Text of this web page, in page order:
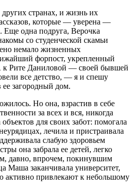
странах, и жизнь их
которые — уверена —
одна подруга, Верочка
со студенческой скамьи
немало жизненных
форпост, укрепленный
Рите Даниловой — своей бывшей
все детство, — я и спешу
ее загородный дом.
Но она, взрастив в себе
за всех и вся, никогда
объектов для своих забот: помогала
лечила и пристраивала
слабую здоровьем
она забрала ее детей, легко
давно, впрочем, покинувшим
Маша заканчивала университет,
активно привлекают к небольшому